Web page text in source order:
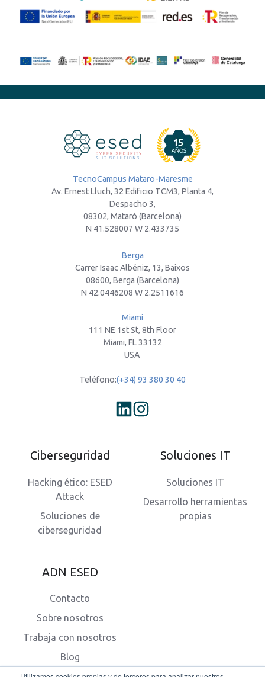
TecnoCampus Mataro-Maresme
Av. Ernest Lluch, 32 Edificio TCM3, Planta 4,
Despacho 3,
08302, Mataró (Barcelona)
N 41.528007 W 2.433735
Berga
Carrer Isaac Albéniz, 13, Baixos
08600, Berga (Barcelona)
N 42.0446208 W 2.2511616
Miami
111 NE 1st St, 8th Floor
Miami, FL 33132
USA
Teléfono:(+34) 93 380 30 40
Ciberseguridad
Hacking ético: ESED
Attack
Soluciones de
ciberseguridad
Soluciones IT
Soluciones IT
Desarrollo herramientas
propias
ADN ESED
Contacto
Sobre nosotros
Trabaja con nosotros
Blog